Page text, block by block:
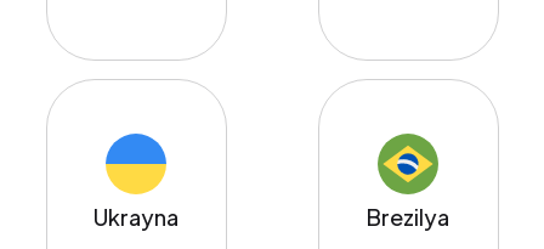
Ukrayna
Brezilya